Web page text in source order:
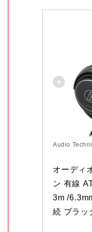
Audio
オーディ
ン 有線
3m /
続 ブラッ